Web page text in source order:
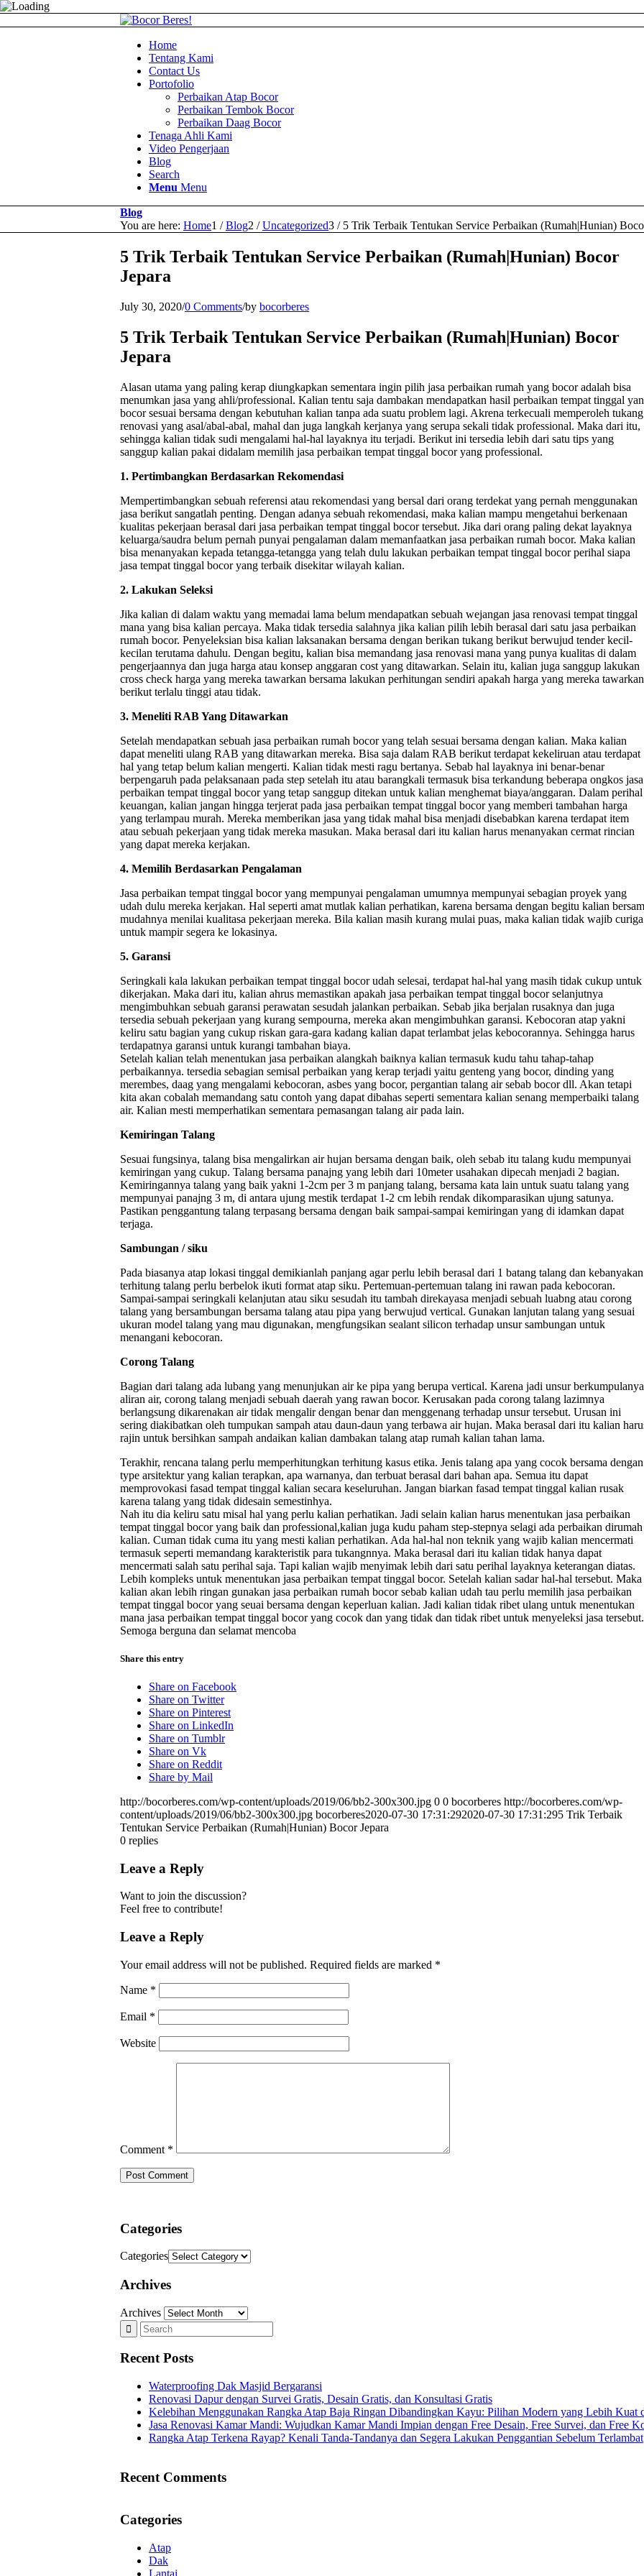
Home
Tentang Kami
Contact Us
Portofolio
Perbaikan Atap Bocor
Perbaikan Tembok Bocor
Perbaikan Daag Bocor
Tenaga Ahli Kami
Video Pengerjaan
Blog
Search
Menu Menu
Blog
You are here: Home1 / Blog2 / Uncategorized3 / 5 Trik Terbaik Tentukan Service Perbaikan (Rumah|Hunian)
5 Trik Terbaik Tentukan Service Perbaikan (Rumah|Hunian) Bocor
Jepara
July 30, 2020/0 Comments/by bocorberes
5 Trik Terbaik Tentukan Service Perbaikan (Rumah|Hunian) Bocor
Jepara
Alasan utama yang paling kerap diungkapkan sementara ingin pilih jasa perbaikan rumah yang bocor adalah bisa
menumkan jasa yang ahli/professional. Kalian tentu saja dambakan mendapatkan hasil perbaikan tempat tinggal
bocor sesuai bersama dengan kebutuhan kalian tanpa ada suatu problem lagi. Akrena terkecuali memperoleh tukang
renovasi yang asal/abal-abal, mahal dan juga langkah kerjanya yang serupa sekali tidak professional. Maka dari itu,
sehingga kalian tidak sudi mengalami hal-hal layaknya itu terjadi. Berikut ini tersedia lebih dari satu tips yang
sanggup kalian pakai didalam memilih jasa perbaikan tempat tinggal bocor yang professional.
1. Pertimbangkan Berdasarkan Rekomendasi
Mempertimbangkan sebuah referensi atau rekomendasi yang bersal dari orang terdekat yang pernah menggunakan
jasa berikut sangatlah penting. Dengan adanya sebuah rekomendasi, maka kalian mampu mengetahui berkenaan
kualitas pekerjaan berasal dari jasa perbaikan tempat tinggal bocor tersebut. Jika dari orang paling dekat layaknya
keluarga/saudra belum pernah punyai pengalaman dalam memanfaatkan jasa perbaikan rumah bocor. Maka kalian
bisa menanyakan kepada tetangga-tetangga yang telah dulu lakukan perbaikan tempat tinggal bocor perihal siapa
jasa tempat tinggal bocor yang terbaik disekitar wilayah kalian.
2. Lakukan Seleksi
Jika kalian di dalam waktu yang memadai lama belum mendapatkan sebuah wejangan jasa renovasi tempat tinggal
mana yang bisa kalian percaya. Maka tidak tersedia salahnya jika kalian pilih lebih berasal dari satu jasa perbaikan
rumah bocor. Penyeleksian bisa kalian laksanakan bersama dengan berikan tukang berikut berwujud tender kecil-
kecilan terutama dahulu. Dengan begitu, kalian bisa memandang jasa renovasi mana yang punya kualitas di dalam
pengerjaannya dan juga harga atau konsep anggaran cost yang ditawarkan. Selain itu, kalian juga sanggup lakukan
cross check harga yang mereka tawarkan bersama lakukan perhitungan sendiri apakah harga yang mereka tawarkan
berikut terlalu tinggi atau tidak.
3. Meneliti RAB Yang Ditawarkan
Setelah mendapatkan sebuah jasa perbaikan rumah bocor yang telah sesuai bersama dengan kalian. Maka kalian
dapat meneliti ulang RAB yang ditawarkan mereka. Bisa saja dalam RAB berikut terdapat kekeliruan atau terdapat
hal yang tetap belum kalian mengerti. Kalian tidak mesti ragu bertanya. Sebab hal layaknya ini benar-benar
berpengaruh pada pelaksanaan pada step setelah itu atau barangkali termasuk bisa terkandung beberapa ongkos jasa
perbaikan tempat tinggal bocor yang tetap sanggup ditekan untuk kalian menghemat biaya/anggaran. Dalam perihal
keuangan, kalian jangan hingga terjerat pada jasa perbaikan tempat tinggal bocor yang memberi tambahan harga
yang terlampau murah. Mereka memberikan jasa yang tidak mahal bisa menjadi disebabkan karena terdapat item
atau sebuah pekerjaan yang tidak mereka masukan. Maka berasal dari itu kalian harus menanyakan cermat rincian
yang dapat mereka kerjakan.
4. Memilih Berdasarkan Pengalaman
Jasa perbaikan tempat tinggal bocor yang mempunyai pengalaman umumnya mempunyai sebagian proyek yang
udah dulu mereka kerjakan. Hal seperti amat mutlak kalian perhatikan, karena bersama dengan begitu kalian
mudahnya menilai kualitasa pekerjaan mereka. Bila kalian masih kurang mulai puas, maka kalian tidak wajib curiga
untuk mampir segera ke lokasinya.
5. Garansi
Seringkali kala lakukan perbaikan tempat tinggal bocor udah selesai, terdapat hal-hal yang masih tidak cukup untuk
dikerjakan. Maka dari itu, kalian ahrus memastikan apakah jasa perbaikan tempat tinggal bocor selanjutnya
mengimbuhkan sebuah garansi perawatan sesudah jalankan perbaikan. Sebab jika berjalan rusaknya dan juga
tersedia sebuah pekerjaan yang kurang sempourna, mereka akan mengimbuhkan garansi. Kebocoran atap yakni
keliru satu bagian yang cukup riskan gara-gara kadang kalian dapat terlambat jelas kebocorannya. Sehingga harus
terdapatnya garansi untuk kurangi tambahan biaya.
Setelah kalian telah menentukan jasa perbaikan alangkah baiknya kalian termasuk kudu tahu tahap-tahap
perbaikannya. tersedia sebagian semisal perbaikan yang kerap terjadi yaitu genteng yang bocor, dinding yang
merembes, daag yang mengalami kebocoran, asbes yang bocor, pergantian talang air sebab bocor dll. Akan tetapi
kita akan cobalah memandang satu contoh yang dapat dibahas seperti sementara kalian senang memperbaiki talang
air. Kalian mesti memperhatikan sementara pemasangan talang air pada lain.
Kemiringan Talang
Sesuai fungsinya, talang bisa mengalirkan air hujan bersama dengan baik, oleh sebab itu talang kudu mempunyai
kemiringan yang cukup. Talang bersama panajng yang lebih dari 10meter usahakan dipecah menjadi 2 bagian.
Kemiringannya talang yang baik yakni 1-2cm per 3 m panjang talang, bersama kata lain untuk suatu talang yang
mempunyai panajng 3 m, di antara ujung mestik terdapat 1-2 cm lebih rendak dikomparasikan ujung satunya.
Pastikan penggantung talang terpasang bersama dengan baik sampai-sampai kemiringan yang di idamkan dapat
terjaga.
Sambungan / siku
Pada biasanya atap lokasi tinggal demikianlah panjang agar perlu lebih berasal dari 1 batang talang dan kebanyakan
terhitung talang perlu berbelok ikuti format atap siku. Pertemuan-pertemuan talang ini rawan pada kebocoran.
Sampai-sampai seringkali kelanjutan atau siku sesudah itu tambah direkayasa menjadi sebuah luabng atau corong
talang yang bersambungan bersama talang atau pipa yang berwujud vertical. Gunakan lanjutan talang yang sesuai
ukuran model talang yang mau digunakan, mengfungsikan sealant silicon terhadap unsur sambungan untuk
menangani kebocoran.
Corong Talang
Bagian dari talang ada lubang yang menunjukan air ke pipa yang berupa vertical. Karena jadi unsur berkumpulanya
aliran air, corong talang menjadi sebuah daerah yang rawan bocor. Kerusakan pada corong talang lazimnya
berlangsung dikarenakan air tidak mengalir dengan benar dan menggenang terhadap unsur tersebut. Urusan ini
sering diakibatkan oleh tumpukan sampah atau daun-daun yang terbawa air hujan. Maka berasal dari itu kalian
rajin untuk bersihkan sampah andaikan kalian dambakan talang atap rumah kalian tahan lama.
Terakhir, rencana talang perlu memperhitungkan terhitung kasus etika. Jenis talang apa yang cocok bersama dengan
type arsitektur yang kalian terapkan, apa warnanya, dan terbuat berasal dari bahan apa. Semua itu dapat
memprovokasi fasad tempat tinggal kalian secara keseluruhan. Jangan biarkan fasad tempat tinggal kalian rusak
karena talang yang tidak didesain semestinhya.
Nah itu dia keliru satu misal hal yang perlu kalian perhatikan. Jadi selain kalian harus menentukan jasa perbaikan
tempat tinggal bocor yang baik dan professional,kalian juga kudu paham step-stepnya selagi ada perbaikan dirumah
kalian. Cuman tidak cuma itu yang mesti kalian perhatikan. Ada hal-hal non teknik yang wajib kalian mencermati
termasuk seperti memandang karakteristik para tukangnnya. Maka berasal dari itu kalian tidak hanya dapat
mencermati salah satu perihal saja. Tapi kalian wajib menyimak lebih dari satu perihal layaknya keterangan diatas.
Lebih kompleks untuk menentukan jasa perbaikan tempat tinggal bocor. Setelah kalian sadar hal-hal tersebut. Maka
kalian akan lebih ringan gunakan jasa perbaikan rumah bocor sebab kalian udah tau perlu memilih jasa perbaikan
tempat tinggal bocor yang seuai bersama dengan keperluan kalian. Jadi kalian tidak ribet ulang untuk menentukan
mana jasa perbaikan tempat tinggal bocor yang cocok dan yang tidak dan tidak ribet untuk menyeleksi jasa tersebut.
Semoga berguna dan selamat mencoba
Share this entry
Share on Facebook
Share on Twitter
Share on Pinterest
Share on LinkedIn
Share on Tumblr
Share on Vk
Share on Reddit
Share by Mail
http://bocorberes.com/wp-content/uploads/2019/06/bb2-300x300.jpg 0 0 bocorberes http://bocorberes.com/wp-
content/uploads/2019/06/bb2-300x300.jpg bocorberes2020-07-30 17:31:292020-07-30 17:31:295 Trik Terbaik
Tentukan Service Perbaikan (Rumah|Hunian) Bocor Jepara
0 replies
Leave a Reply
Want to join the discussion?
Feel free to contribute!
Leave a Reply
Your email address will not be published. Required fields are marked *
Name *
Email *
Website
Comment *
Categories
Categories
Archives
Archives
Recent Posts
Waterproofing Dak Masjid Bergaransi
Renovasi Dapur dengan Survei Gratis, Desain Gratis, dan Konsultasi Gratis
Kelebihan Menggunakan Rangka Atap Baja Ringan Dibandingkan Kayu: Pilihan Modern yang Lebih Kuat
Jasa Renovasi Kamar Mandi: Wujudkan Kamar Mandi Impian dengan Free Desain, Free Survei, dan Free
Rangka Atap Terkena Rayap? Kenali Tanda-Tandanya dan Segera Lakukan Penggantian Sebelum Terlambat
Recent Comments
Categories
Atap
Dak
Lantai